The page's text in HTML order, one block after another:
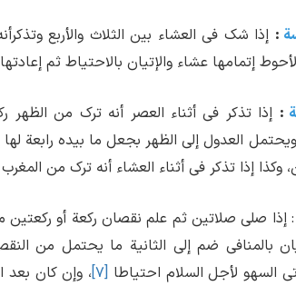
: إذا شک فی العشاء بین الثلاث والأربع
إتمامها عشاء والإتیان بالاحتیاط ثم
: إذا تذکر فی أثناء العصر أنه ترک من الظهر
العدول إلی الظهر بجعل ما بیده رابعة
وکذا إذا تذکر فی أثناء العشاء أنه ترک من
: إذا صلی صلاتین ثم علم نقصان رکعة أو
بالمنافی ضم إلی الثانیة ما یحتمل من
السهو لأجل السلام احتیاطا [۷] ، وإن کان بعد